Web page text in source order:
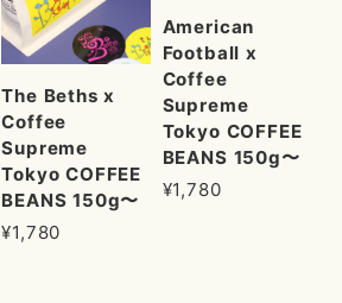
The Beths x
Coffee
Supreme
Tokyo COFFEE
BEANS 150g〜
¥1,780
American
Football x
Coffee
Supreme
Tokyo COFFEE
BEANS 150g〜
¥1,780